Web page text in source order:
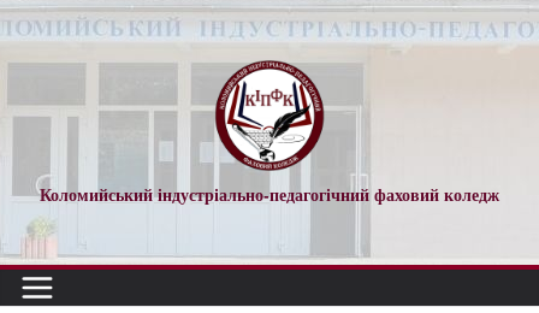
Перейти
до
Коломийський індустріально-педагогічний фаховий коледж